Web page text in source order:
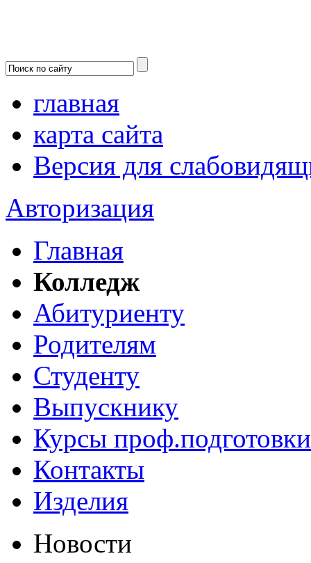
главная
карта сайта
Версия для
Авторизация
Главная
Колледж
Абитуриенту
Родителям
Студенту
Выпускнику
Курсы проф.подготовки
Контакты
Изделия
Новости